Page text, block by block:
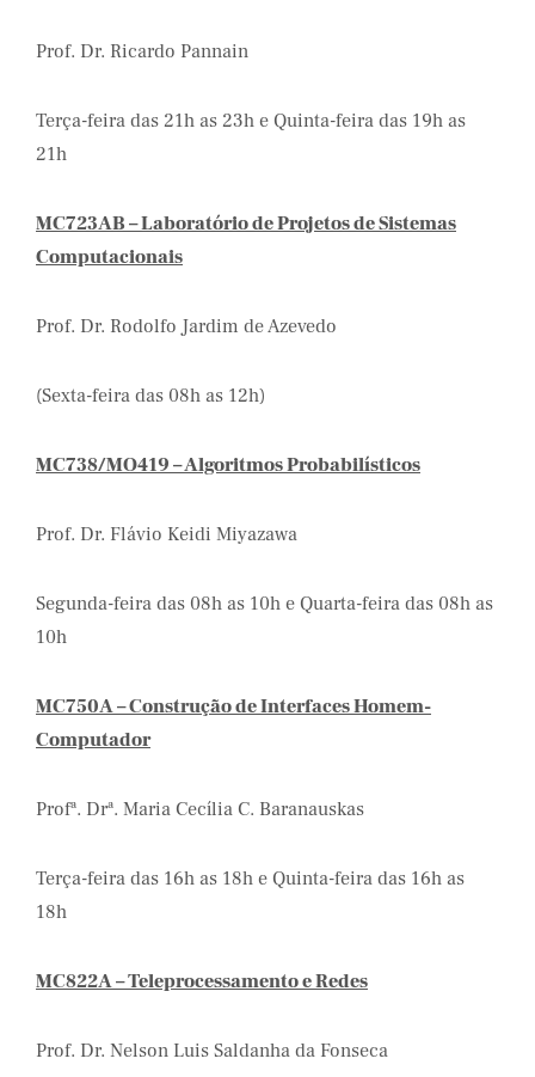
Prof. Dr. Ricardo Pannain
Terça-feira das 21h as 23h e Quinta-feira das 19h as
21h
MC723AB – Laboratório de Projetos de Sistemas
Computacionais
Prof. Dr. Rodolfo Jardim de Azevedo
(Sexta-feira das 08h as 12h)
MC738/MO419 – Algoritmos Probabilísticos
Prof. Dr. Flávio Keidi Miyazawa
Segunda-feira das 08h as 10h e Quarta-feira das 08h as
10h
MC750A – Construção de Interfaces Homem-
Computador
Profª. Drª. Maria Cecília C. Baranauskas
Terça-feira das 16h as 18h e Quinta-feira das 16h as
18h
MC822A – Teleprocessamento e Redes
Prof. Dr. Nelson Luis Saldanha da Fonseca